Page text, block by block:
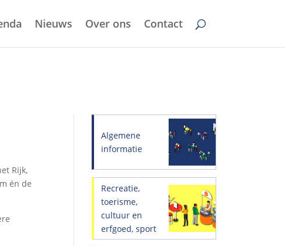
Nieuws Over ons Contact
Rijk,
én de
Algemene
informatie
Recreatie,
toerisme,
cultuur en
erfgoed, sport